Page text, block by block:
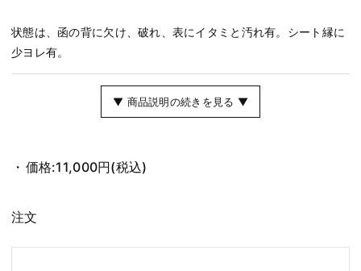
状態は、函の背に欠け、破れ、表にイタミと汚れ有。シート縁に
少ヨレ有。
▼ 商品説明の続きを見る ▼
価格:11,000円(税込)
注文